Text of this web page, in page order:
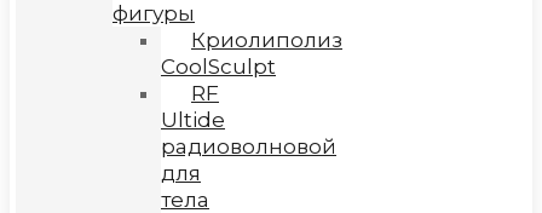
фигуры
Криолиполиз
CoolSculpt
RF
Ultide
радиоволновой
для
тела